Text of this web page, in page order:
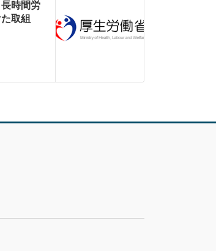
時間労
取組